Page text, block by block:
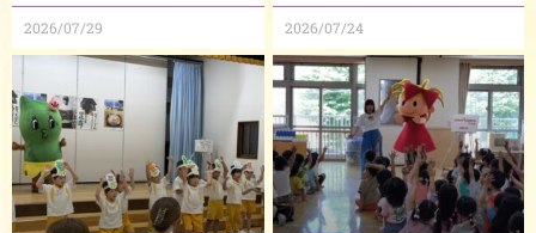
2026/07/29 2026/07/24